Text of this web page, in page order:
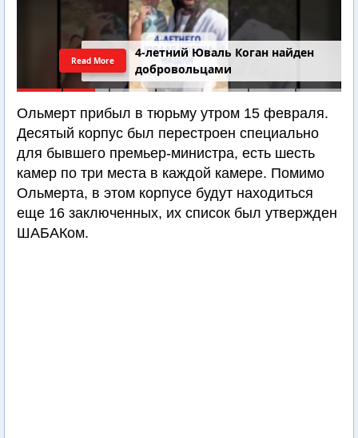
4-летний Юваль Коган найден
добровольцами
Read More
Ольмерт прибыл в тюрьму утром 15 февраля.
Десятый корпус был перестроен специально
для бывшего премьер-министра, есть шесть
камер по три места в каждой камере. Помимо
Ольмерта, в этом корпусе будут находиться
еще 16 заключенных, их список был утвержден
ШАБАКом.